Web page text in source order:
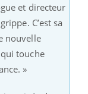
et directeur
C’est sa
nouvelle
touche
»